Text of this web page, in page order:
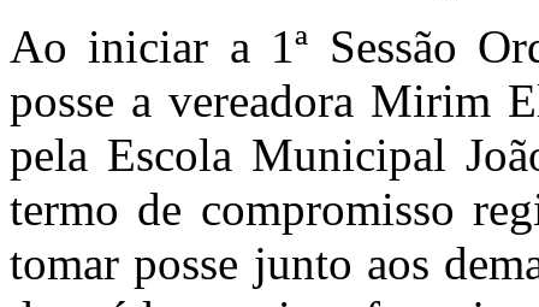
Ao iniciar a 1ª Sessão
posse a vereadora Mirim
pela Escola Municipal
termo de compromisso
tomar posse junto aos